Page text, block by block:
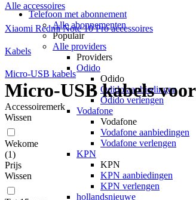
Telefoon met abonnement
Alle abonnementen
Populair
Alle providers
Providers
Odido
Odido
Odido aanbiedingen
Odido verlengen
Vodafone
Vodafone
Vodafone aanbiedingen
Vodafone verlengen
KPN
KPN
KPN aanbiedingen
KPN verlengen
hollandsnieuwe
Alle accessoires
Xiaomi Redmi Note 10 Pro accessoires
Kabels
Micro-USB kabels
Micro-USB kabels
Accessoiremerk
Wissen
Wekome
(1)
Prijs
Wissen